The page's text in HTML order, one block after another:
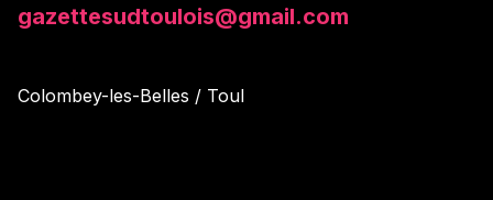
gazettesudtoulois@gmail.com
Colombey-les-Belles / Toul